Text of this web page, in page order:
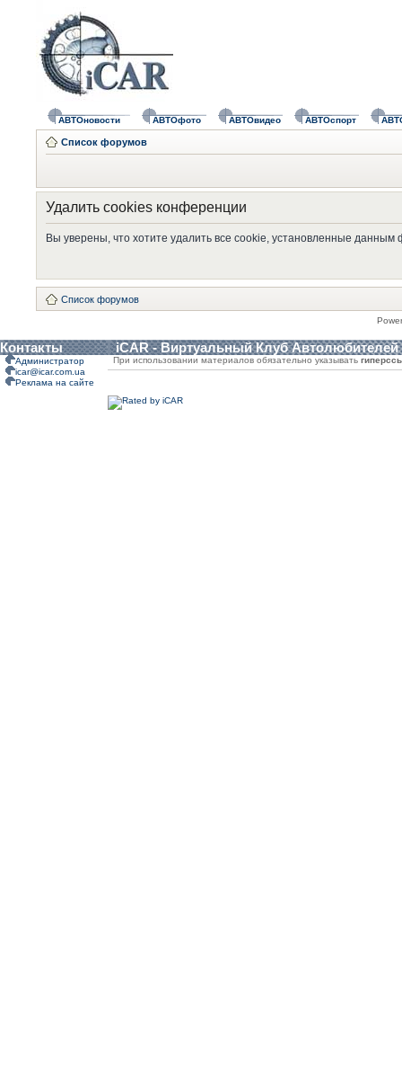
АВТОновости АВТОфото АВТОвидео АВТОспорт
Список форумов
Удалить cookies конференции
Вы уверены, что хотите удалить все cookie, установленные
Список форумов
Контакты iCAR - Виртуальный Клуб Автолюбителей
Администратор
icar@icar.com.ua
Реклама на сайте
При использовании материалов обязательно указывать